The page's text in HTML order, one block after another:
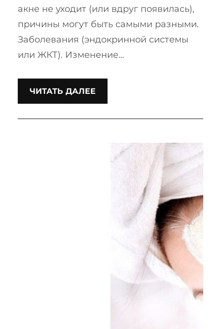
акне не уходит (или вдруг появилась),
причины могут быть самыми разными.
Заболевания (эндокринной системы
или ЖКТ). Изменение…
ЧИТАТЬ ДАЛЕЕ